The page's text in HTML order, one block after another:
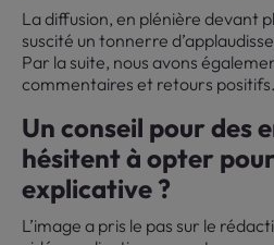
La diffusion, en plénière devant
suscité un tonnerre
Par la suite, nous avons
commentaires et retours positifs.
Un conseil pour des
hésitent à opter
explicative ?
L’image a pris le pas sur le